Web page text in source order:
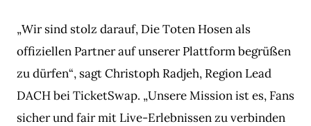
„Wir sind stolz darauf, Die Toten Hosen als
offiziellen Partner auf unserer Plattform begrüßen
zu dürfen“, sagt Christoph Radjeh, Region Lead
DACH bei TicketSwap. „Unsere Mission ist es, Fans
sicher und fair mit Live-Erlebnissen zu verbinden